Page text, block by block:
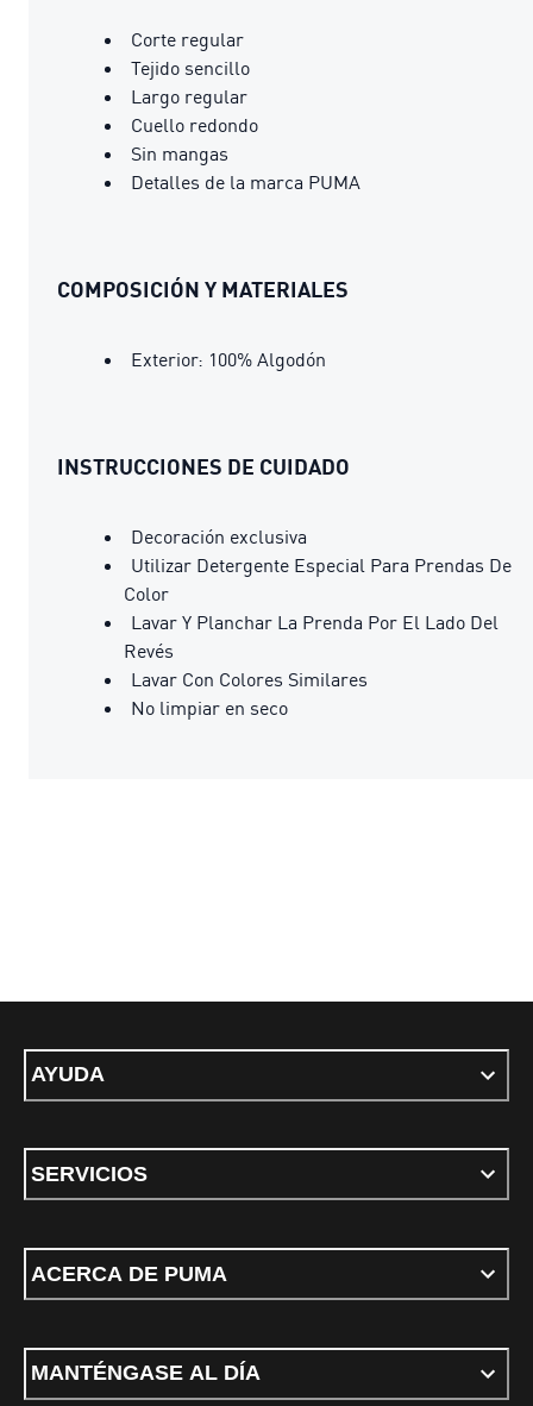
Corte regular
Tejido sencillo
Largo regular
Cuello redondo
Sin mangas
Detalles de la marca PUMA
COMPOSICIÓN Y MATERIALES
Exterior: 100% Algodón
INSTRUCCIONES DE CUIDADO
Decoración exclusiva
Utilizar Detergente Especial Para Prendas De
Color
Lavar Y Planchar La Prenda Por El Lado Del
Revés
Lavar Con Colores Similares
No limpiar en seco
AYUDA
SERVICIOS
ACERCA DE PUMA
MANTÉNGASE AL DÍA